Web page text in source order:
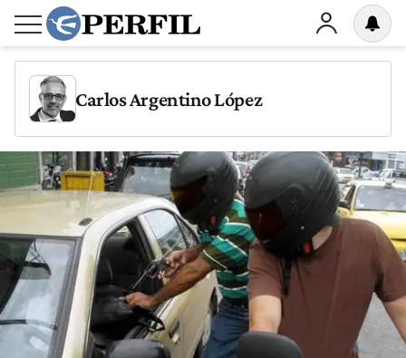
Carlos Argentino López